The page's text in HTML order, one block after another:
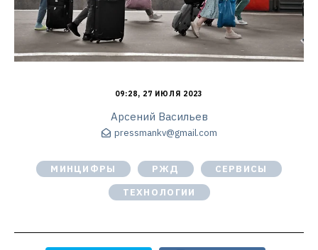
09:28, 27 ИЮЛЯ 2023
Арсений Васильев
pressmankv@gmail.com
МИНЦИФРЫ РЖД
СЕРВИСЫ
ТЕХНОЛОГИИ